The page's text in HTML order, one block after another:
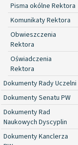
Pisma okólne Rektora
Komunikaty Rektora
Obwieszczenia
Rektora
Oświadczenia
Rektora
Dokumenty Rady Uczelni
Dokumenty Senatu PW
Dokumenty Rad
Naukowych Dyscyplin
Dokumenty Kanclerza